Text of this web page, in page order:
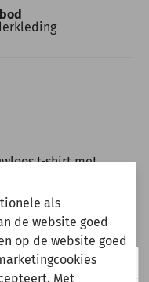
t-shirt met
de voorkant staat
vibes,? die perfect
in de
95% katoen
als
de website goed
op de website goed
Met